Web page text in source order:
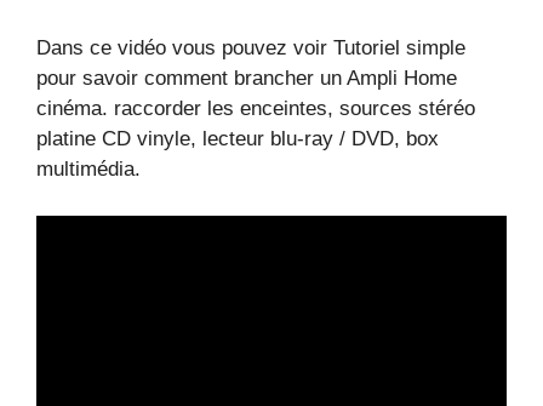
Dans ce vidéo vous pouvez voir Tutoriel simple
pour savoir comment brancher un Ampli Home
cinéma. raccorder les enceintes, sources stéréo
platine CD vinyle, lecteur blu-ray / DVD, box
multimédia.